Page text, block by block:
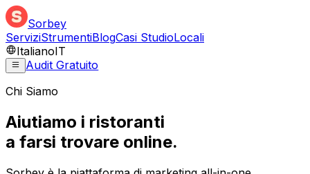
Sorbey
ServiziStrumentiBlogCasi StudioLocali
ItalianoIT
Audit Gratuito
Chi Siamo
Aiutiamo i ristoranti
a farsi trovare online.